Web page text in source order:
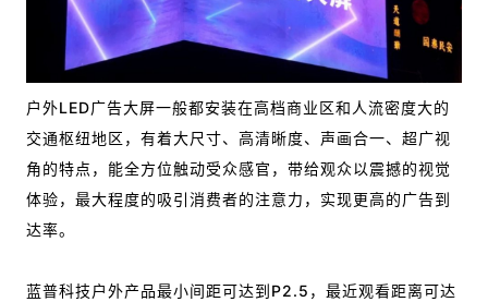
户外LED广告大屏一般都安装在高档商业区和人流密度大的
交通枢纽地区，有着大尺寸、高清晰度、声画合一、超广视
角的特点，能全方位触动受众感官，带给观众以震撼的视觉
体验，最大程度的吸引消费者的注意力，实现更高的广告到
达率。
蓝普科技户外产品最小间距可达到P2.5，最近观看距离可达